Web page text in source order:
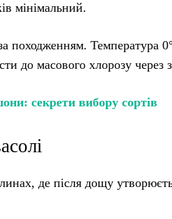
мінімальний.
походженням. Температура
до масового хлорозу через
секрети вибору сортів
де після дощу